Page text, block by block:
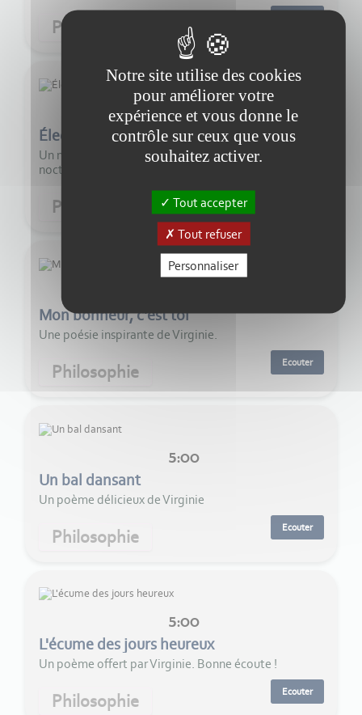
Philosophie
5:00
Électrisée
Un nouveau poème de Virginie : Électrisée, un voyage
nocturne sous un ciel orageux... bonne écoute !
Philosophie
Mon bonheur, c'est toi
Une poésie inspirante de Virginie.
Philosophie Ecouter
5:00
Un bal dansant
Un poème délicieux de Virginie
Philosophie Ecouter
5:00
L'écume des jours heureux
Un poème offert par Virginie. Bonne écoute !
Philosophie Ecouter
Notre site utilise des cookies
pour améliorer votre
expérience et vous donne le
contrôle sur ceux que vous
souhaitez activer.
Tout accepter
Tout refuser
Personnaliser